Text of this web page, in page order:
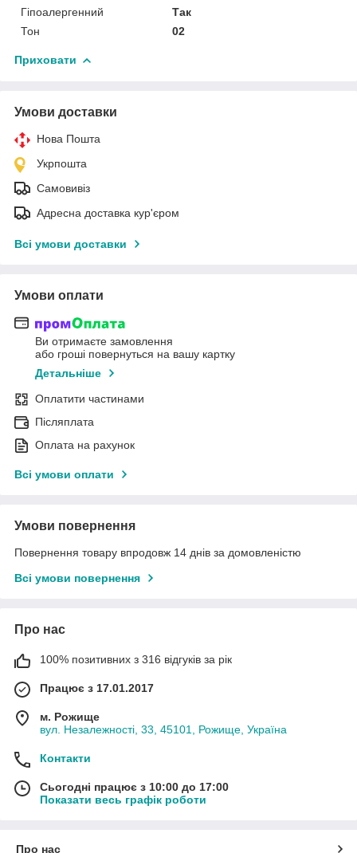
Гіпоалергенний
Так
Тон
02
Приховати
Умови доставки
Нова Пошта
Укрпошта
Самовивіз
Адресна доставка кур'єром
Всі умови доставки
Умови оплати
Ви отримаєте замовлення
або гроші повернуться на вашу картку
Детальніше
Оплатити частинами
Післяплата
Оплата на рахунок
Всі умови оплати
Умови повернення
Повернення товару впродовж 14 днів за домовленістю
Всі умови повернення
Про нас
100% позитивних з 316 відгуків за рік
Працює з 17.01.2017
м. Рожище
вул. Незалежності, 33, 45101, Рожище, Україна
Контакти
Сьогодні працює з 10:00 до 17:00
Показати весь графік роботи
Про нас